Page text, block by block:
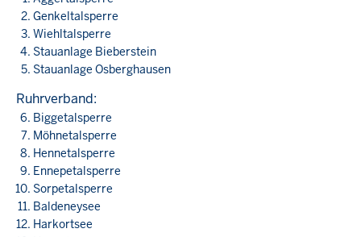
Genkeltalsperre
Wiehltalsperre
Stauanlage Bieberstein
Stauanlage Osberghausen
Ruhrverband:
Biggetalsperre
Möhnetalsperre
Hennetalsperre
Ennepetalsperre
Sorpetalsperre
Baldeneysee
Harkortsee